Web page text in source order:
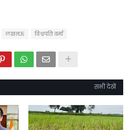
लखनऊ विश्वपति वर्मा
सभी देखें